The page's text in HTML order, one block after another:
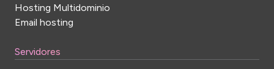
Hosting Multidominio
Email hosting
Servidores